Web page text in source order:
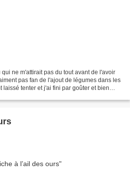
ne m'attirait pas du tout avant de l'avoir
pas fan de l'ajout de légumes dans les
laissé tenter et j'ai fini par goûter et bien